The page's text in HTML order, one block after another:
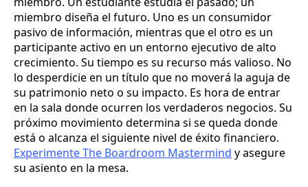
miembro diseña el futuro. Uno es un consumidor
pasivo de información, mientras que el otro es un
participante activo en un entorno ejecutivo de alto
crecimiento. Su tiempo es su recurso más valioso. No
lo desperdicie en un título que no moverá la aguja de
su patrimonio neto o su impacto. Es hora de entrar
en la sala donde ocurren los verdaderos negocios. Su
próximo movimiento determina si se queda donde
está o alcanza el siguiente nivel de éxito financiero.
Experimente The Boardroom Mastermind y asegure
su asiento en la mesa.